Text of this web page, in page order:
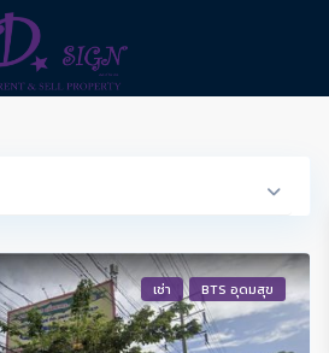
เช่า BTS อุดมสุข